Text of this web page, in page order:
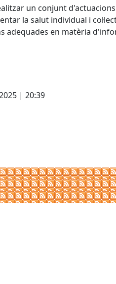
un conjunt
la salut individual i
adequades en matèria
| 20:39